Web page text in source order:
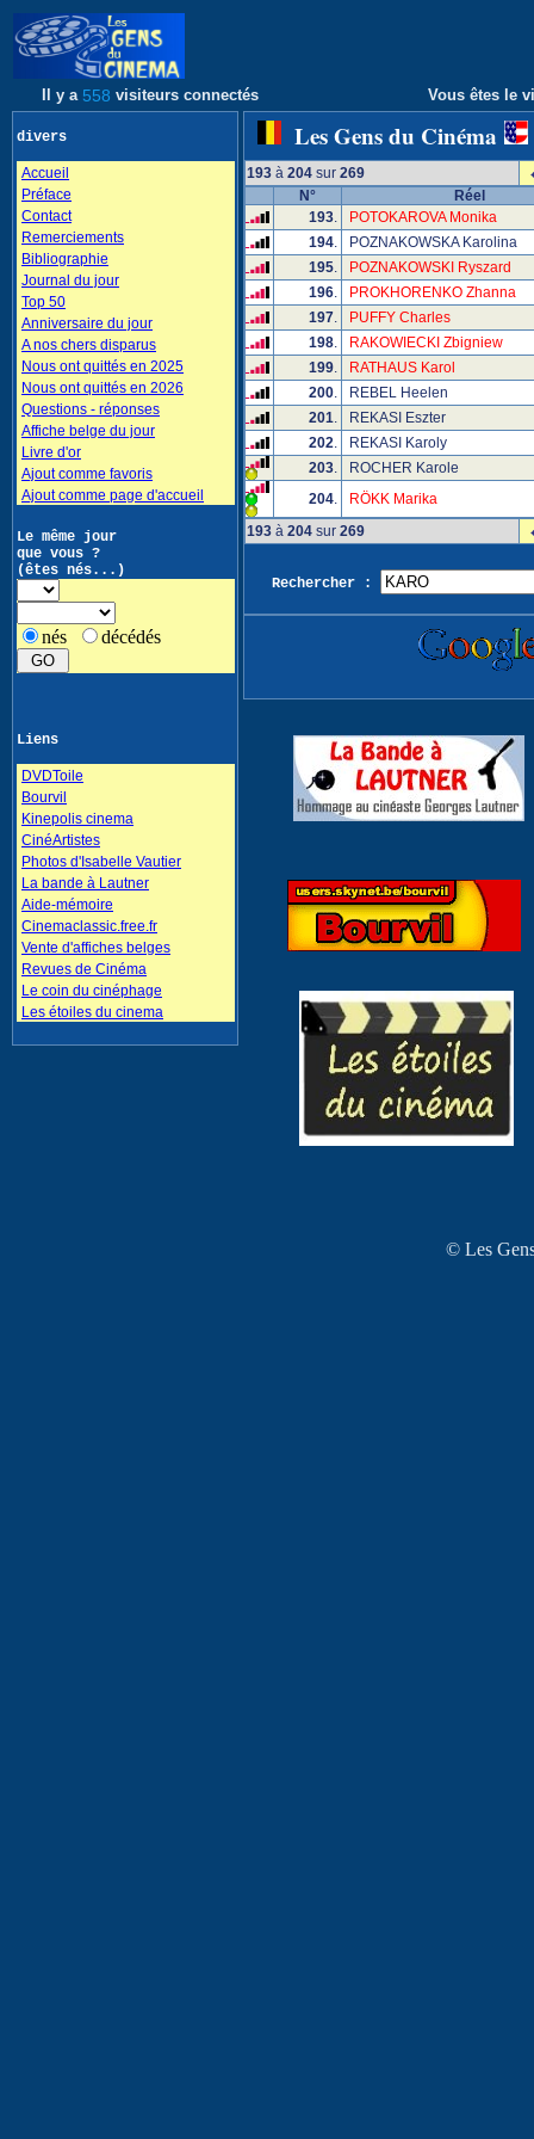
Il y a 558 visiteurs connectés Vous êtes le
divers
Accueil
Préface
Contact
Remerciements
Bibliographie
Journal du jour
Top 50
Anniversaire du jour
A nos chers disparus
Nous ont quittés en 2025
Nous ont quittés en 2026
Questions - réponses
Affiche belge du jour
Livre d'or
Ajout comme favoris
Ajout comme page d'accueil
Le même jour
que vous ?
(êtes nés...)
nés décédés
Liens
DVDToile
Bourvil
Kinepolis cinema
CinéArtistes
Photos d'Isabelle Vautier
La bande à Lautner
Aide-mémoire
Cinemaclassic.free.fr
Vente d'affiches belges
Revues de Cinéma
Le coin du cinéphage
Les étoiles du cinema
Les Gens du Cinéma
193 à 204 sur 269
N°
Réel
193.
POTOKAROVA Monika
194.
POZNAKOWSKA Karolina
195.
POZNAKOWSKI Ryszard
196.
PROKHORENKO Zhanna
197.
PUFFY Charles
198.
RAKOWIECKI Zbigniew
199.
RATHAUS Karol
200.
REBEL Heelen
201.
REKASI Eszter
202.
REKASI Karoly
203.
ROCHER Karole
204.
RÖKK Marika
193 à 204 sur 269
Rechercher :
© Les